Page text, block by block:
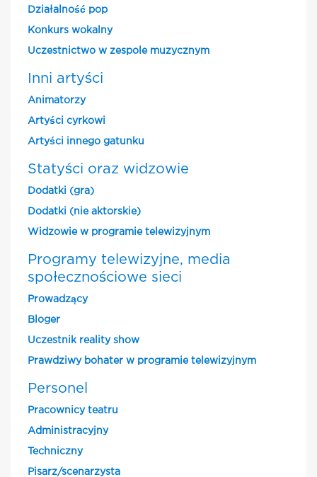
Działalność pop
Konkurs wokalny
Uczestnictwo w zespole muzycznym
Inni artyści
Animatorzy
Artyści cyrkowi
Artyści innego gatunku
Statyści oraz widzowie
Dodatki (gra)
Dodatki (nie aktorskie)
Widzowie w programie telewizyjnym
Programy telewizyjne, media
społecznościowe sieci
Prowadzący
Bloger
Uczestnik reality show
Prawdziwy bohater w programie telewizyjnym
Personel
Pracownicy teatru
Administracyjny
Techniczny
Pisarz/scenarzysta